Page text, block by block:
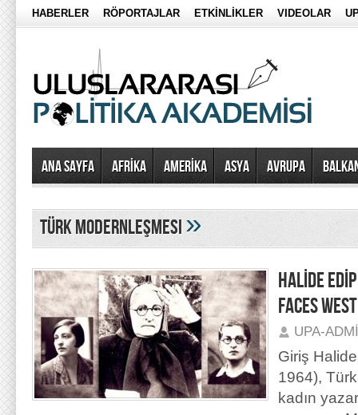
HABERLER RÖPORTAJLAR ETKİNLİKLER VIDEOLAR
Ana Sayfa AFRİKA AMERİKA ASYA AVRUPA
türk modernleşmesi»
HALİDE
FACES
UPA-
Giriş
1964),
kadın